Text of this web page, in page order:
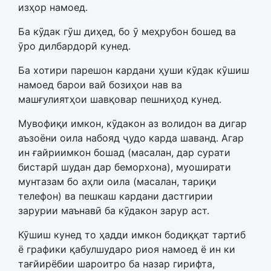
изҳор намоед.
Ба кӯдак гӯш диҳед, бо ӯ меҳрубон бошед ва
ӯро дилбардорӣ кунед.
Ба хотири парешон кардани ҳуши кӯдак кӯшиш
намоед барои вай бозиҳои нав ва
машғулиятҳои шавқовар пешниҳод кунед.
Мувофиқи имкон, кӯдакон аз волидон ва дигар
аъзоёни оила набояд ҷудо карда шаванд. Агар
ин ғайриимкон бошад (масалан, дар сурати
бистарӣ шудан дар беморхона), муоширати
мунтазам бо аҳли оила (масалан, тариқи
телефон) ва пешкаш кардани дастгирии
зарурии маънавӣ ба кӯдакон зарур аст.
Кӯшиш кунед то ҳадди имкон бодиққат тартиб
ё графики қабулшударо риоя намоед ё ин ки
тағйирёбии шароитро ба назар гирифта,